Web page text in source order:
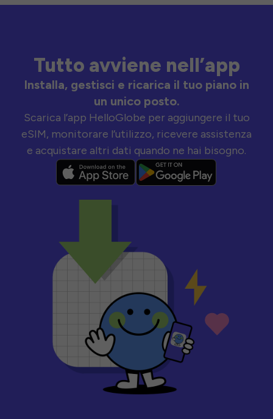
Tutto avviene nell’app
Installa, gestisci e ricarica il tuo piano in
un unico posto.
Scarica l’app HelloGlobe per aggiungere il tuo
eSIM, monitorare l’utilizzo, ricevere assistenza
e acquistare altri dati quando ne hai bisogno.